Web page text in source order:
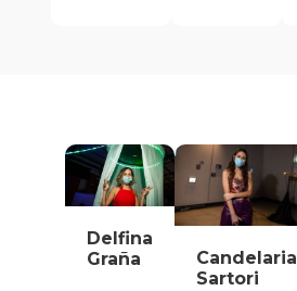
Delfina
Graña
Candelaria
Sartori